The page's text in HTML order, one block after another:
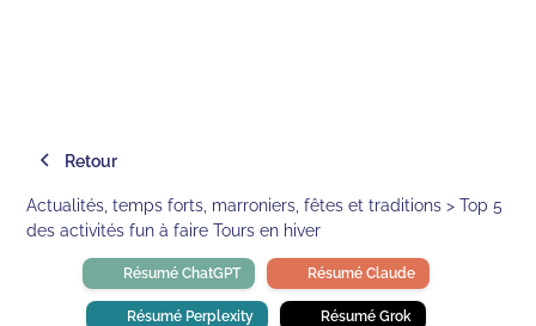
Retour
Actualités, temps forts, marroniers, fêtes et traditions > Top 5
des activités fun à faire Tours en hiver
Résumé ChatGPT Résumé Claude
Résumé Perplexity Résumé Grok